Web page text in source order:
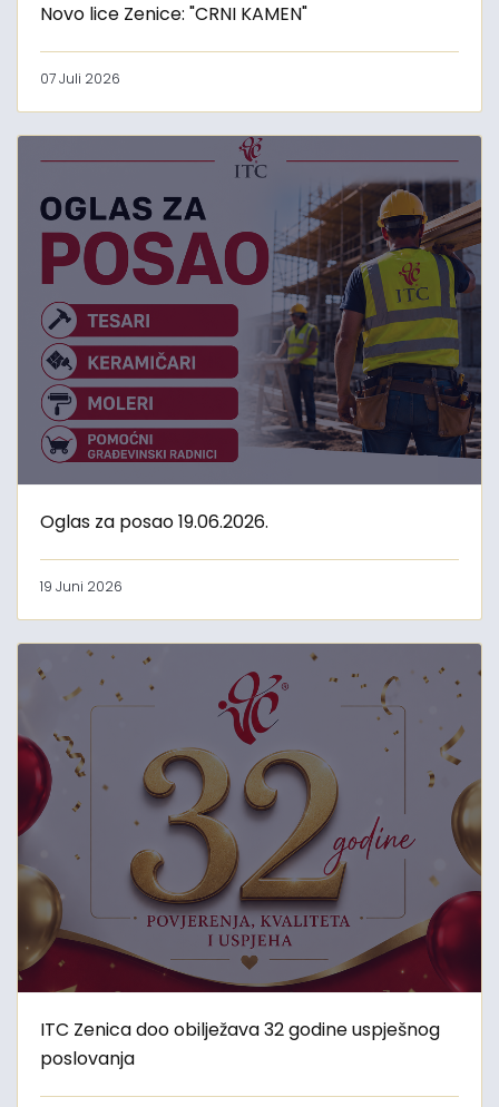
Novo lice Zenice: "CRNI KAMEN"
07 Juli 2026
Oglas za posao 19.06.2026.
19 Juni 2026
ITC Zenica doo obilježava 32 godine uspješnog
poslovanja